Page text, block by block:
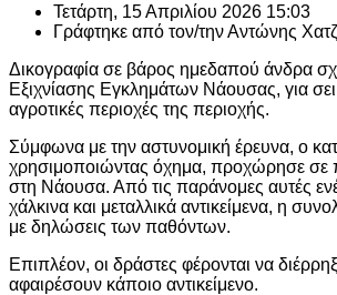
Τετάρτη, 15 Απριλίου 2026 15:03
Γράφτηκε από τον/τηνΑντώνης
Δικογραφία σε βάρος ημεδαπού άνδρα
Εξιχνίασης Εγκλημάτων Νάουσας, για
αγροτικές περιοχές της περιοχής.
Σύμφωνα με την αστυνομική έρευνα, ο
χρησιμοποιώντας όχημα, προχώρησε σε
στη Νάουσα. Από τις παράνομες αυτές
χάλκινα και μεταλλικά αντικείμενα, η
με δηλώσεις των παθόντων.
Επιπλέον, οι δράστες φέρονται να
αφαιρέσουν κάποιο αντικείμενο.